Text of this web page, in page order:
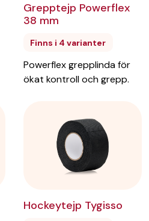
Grepptejp Powerflex
38 mm
Finns i 4 varianter
Powerflex grepplinda för
ökat kontroll och grepp.
Hockeytejp Tygisso